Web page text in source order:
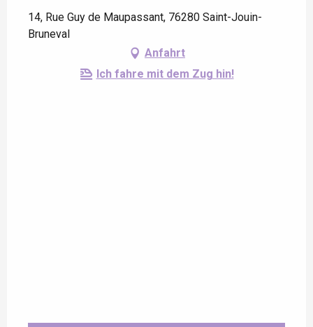
14, Rue Guy de Maupassant, 76280 Saint-Jouin-
Bruneval
Anfahrt
Ich fahre mit dem Zug hin!